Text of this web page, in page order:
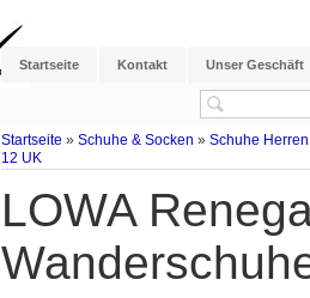
Startseite Kontakt Unser Geschäft
Startseite » Schuhe & Socken » Schuhe Herren
12 UK
LOWA